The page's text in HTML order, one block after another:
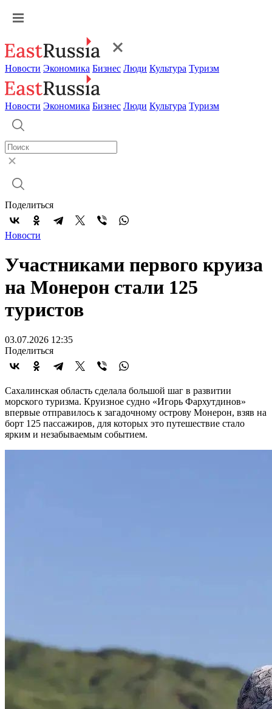
Новости Экономика Бизнес Люди Культура Туризм
Новости Экономика Бизнес Люди Культура Туризм
Поделиться
Новости
Участниками первого круиза
на Монерон стали 125
туристов
03.07.2026 12:35
Поделиться
Сахалинская область сделала большой шаг в развитии
морского туризма. Круизное судно «Игорь Фархутдинов»
впервые отправилось к загадочному острову Монерон, взяв на
борт 125 пассажиров, для которых это путешествие стало
ярким и незабываемым событием.